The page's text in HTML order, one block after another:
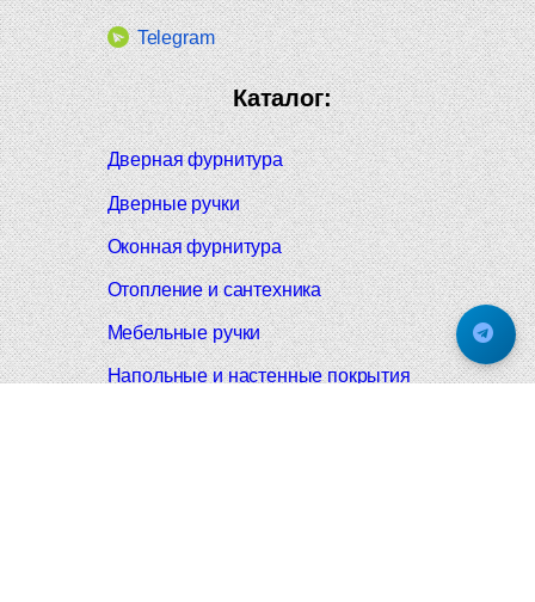
Telegram
Каталог:
Дверная фурнитура
Дверные ручки
Оконная фурнитура
Отопление и сантехника
Мебельные ручки
Напольные и настенные покрытия